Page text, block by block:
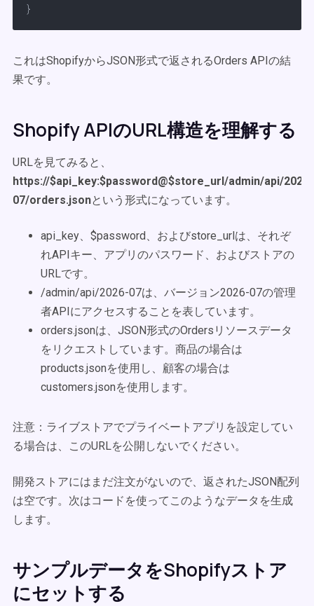
}
これはShopifyからJSON形式で返されるOrders APIの結
果です。
Shopify APIのURL構造を理解する
URLを見てみると、
https://$api_key:$password@$store_url/admin/api/2026-
07/orders.jsonという形式になっています。
api_key、$password、およびstore_urlは、それぞ
れAPIキー、アプリのパスワード、およびストアの
URLです。
/admin/api/2026-07は、バージョン2026-07の管理
者APIにアクセスすることを表しています。
orders.jsonは、JSON形式のOrdersリソースデータ
をリクエストしています。商品の場合は
products.jsonを使用し、顧客の場合は
customers.jsonを使用します。
注意：ライブストアでプライベートアプリを設定してい
る場合は、このURLを公開しないでください。
開発ストアにはまだ注文がないので、返されたJSON配列
は空です。次はコードを使ってこのようなデータを生成
します。
サンプルデータをShopifyストア
にセットする